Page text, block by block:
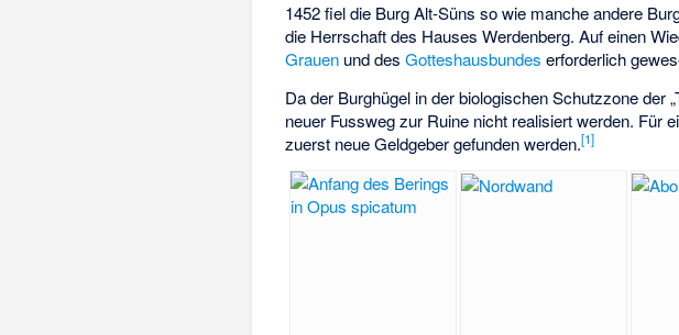
1452 fiel die Burg Alt-Süns so wie manche andere
die Herrschaft des Hauses Werdenberg. Auf einen
Grauen und desGotteshausbundes erforderlich
Da der Burghügel in der biologischen Schutzzone der
neuer Fussweg zur Ruine nicht realisiert werden. Für
zuerst neue Geldgeber gefunden werden.[1]